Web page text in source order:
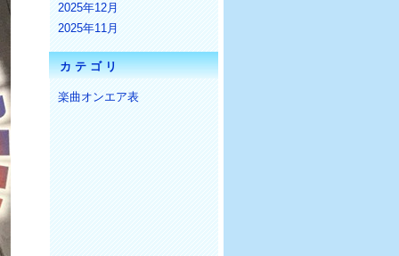
2025年12月
2025年11月
カテゴリ
楽曲オンエア表